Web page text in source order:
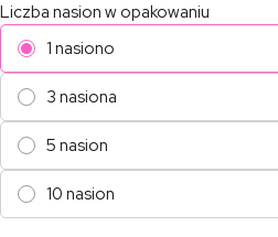
Liczba nasion w opakowaniu
1 nasiono
3 nasiona
5 nasion
10 nasion